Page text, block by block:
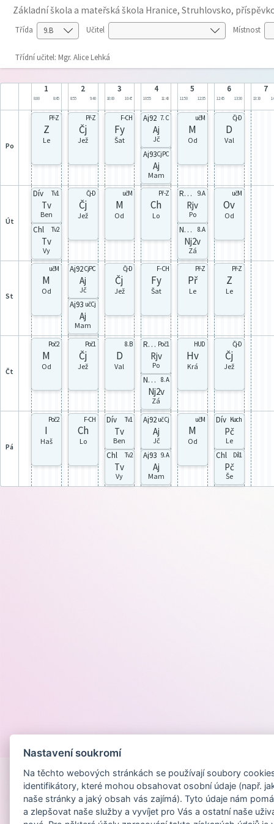
Základní škola a mateřská škola Hranice, Struhlovsko,
Třída Učitel Místnost
Třídní učitel: Mgr. Alice Lehká
1
8:00 8:45
2
8:55 9:40
3
10:00 10:45
4
10:55 11:40
5
11:50 12:35
6
12:45 13:30
7
13:30
po
Př-Z
Z
Le
Př-Z
Čj
Jež
F-CH
Fy
Šat
Aj92 7. C
Aj
Jč
Aj93CjPC
Aj
Mam
učM
M
Od
Čj-D
D
Val
út
Dív Tv1
Tv
Ben
Chl Tv2
Tv
Vy
Čj-D
Čj
Jež
učM
M
Od
Př-Z
Ch
Lo
Rj91 9. A
Rjv
Po
Nj92 8. A
Nj2v
Zá
učM
Ov
Od
st
učM
M
Od
Aj92CjPC
Aj
Jč
Aj93 učCj
Aj
Mam
Čj-D
Čj
Jež
F-CH
Fy
Šat
Př-Z
Př
Le
Př-Z
Z
Le
čt
Poč2
M
Od
Poč1
Čj
Jež
8. B
D
Val
Rj91 Poč1
Rjv
Po
Nj92 8. A
Nj2v
Zá
HUD
Hv
Krá
Čj-D
Čj
Jež
pá
Poč2
I
Haš
F-CH
Ch
Lo
Dív Tv1
Tv
Ben
Chl Tv2
Tv
Vy
Aj92 učCj
Aj
Jč
Aj93 9. A
Aj
Mam
učM
M
Od
Dív Kuch
Pč
Le
Chl Díl1
Pč
Še
Nastavení soukromí
Na těchto webových stránkách se používají soubory
identifikátory, které mohou obsahovat osobní údaje (např.
naše stránky a jaký obsah vás zajímá). Tyto údaje nám
a zlepšovat naše služby a vyvíjet pro Vás a ostatní naše